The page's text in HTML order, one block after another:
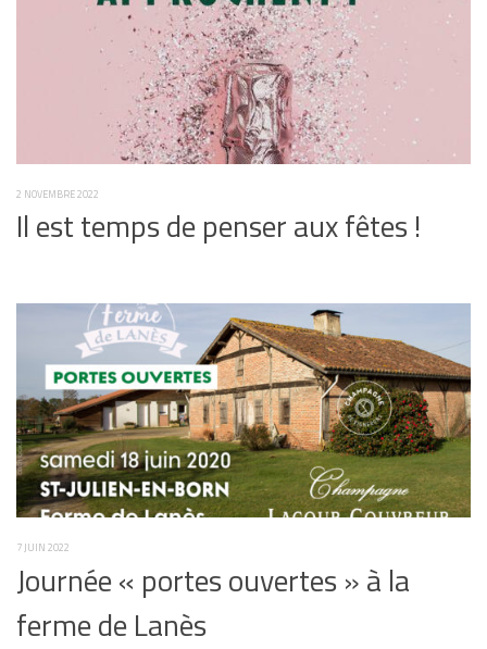
2 NOVEMBRE 2022
Il est temps de penser aux fêtes !
7 JUIN 2022
Journée « portes ouvertes » à la
ferme de Lanès